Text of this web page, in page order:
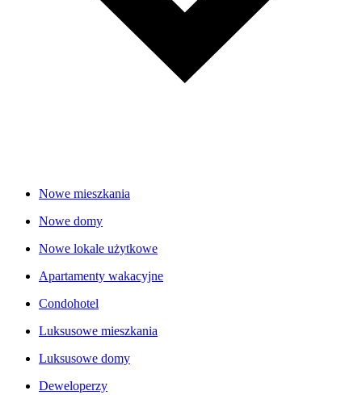
Nowe mieszkania
Nowe domy
Nowe lokale użytkowe
Apartamenty wakacyjne
Condohotel
Luksusowe mieszkania
Luksusowe domy
Deweloperzy